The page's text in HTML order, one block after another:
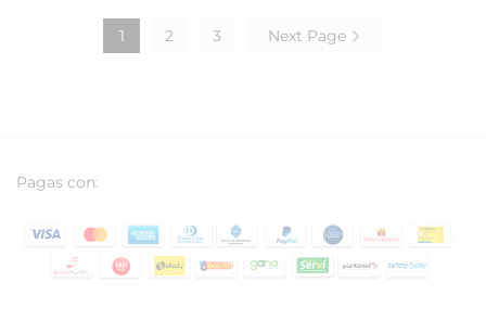
1 2 3 Next Page
Pagas con: